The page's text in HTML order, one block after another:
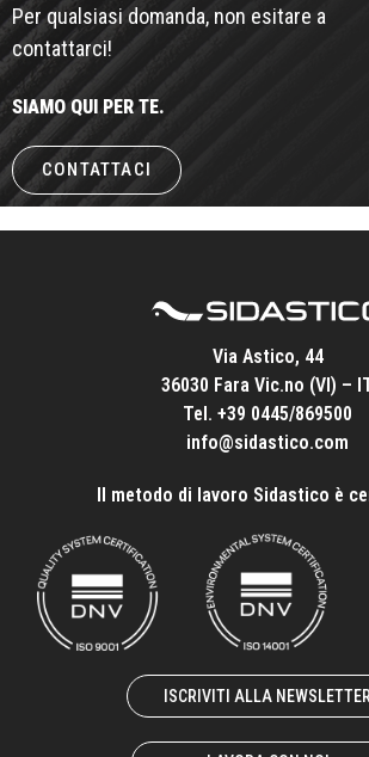
Per qualsiasi domanda, non esitare a
contattarci!
SIAMO QUI PER TE.
CONTATTACI
Via Astico, 44
36030 Fara Vic.no (VI) –
Tel. +39 0445/869500
info@sidastico.com
Il metodo di lavoro Sidastico è
ISCRIVITI ALLA NEWSLETTER